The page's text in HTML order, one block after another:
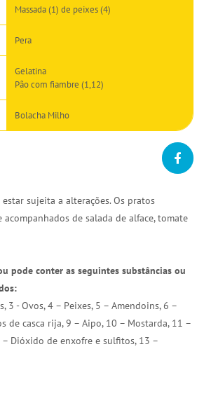
Massada (1) de peixes (4)
Pera
Gelatina
Pão com fiambre (1,12)
Bolacha Milho
sujeita a alterações. Os pratos
de salada de alface, tomate
pode conter as seguintes substâncias ou
3 - Ovos, 4 – Peixes, 5 – Amendoins, 6 –
de casca rija, 9 – Aipo, 10 – Mostarda, 11 –
– Dióxido de enxofre e sulfitos, 13 –